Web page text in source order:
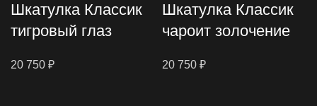
Шкатулка Классик
тигровый глаз
20 750 ₽
Шкатулка Классик
чароит золочение
20 750 ₽